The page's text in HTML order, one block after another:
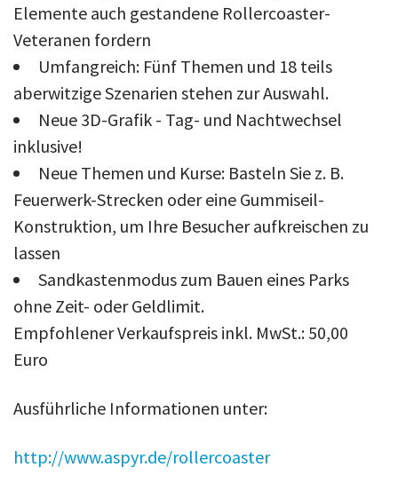
Elemente auch gestandene Rollercoaster-
Veteranen fordern
Umfangreich: Fünf Themen und 18 teils
aberwitzige Szenarien stehen zur Auswahl.
Neue 3D-Grafik - Tag- und Nachtwechsel
inklusive!
Neue Themen und Kurse: Basteln Sie z. B.
Feuerwerk-Strecken oder eine Gummiseil-
Konstruktion, um Ihre Besucher aufkreischen zu
lassen
Sandkastenmodus zum Bauen eines Parks
ohne Zeit- oder Geldlimit.
Empfohlener Verkaufspreis inkl. MwSt.: 50,00
Euro
Ausführliche Informationen unter:
http://www.aspyr.de/rollercoaster